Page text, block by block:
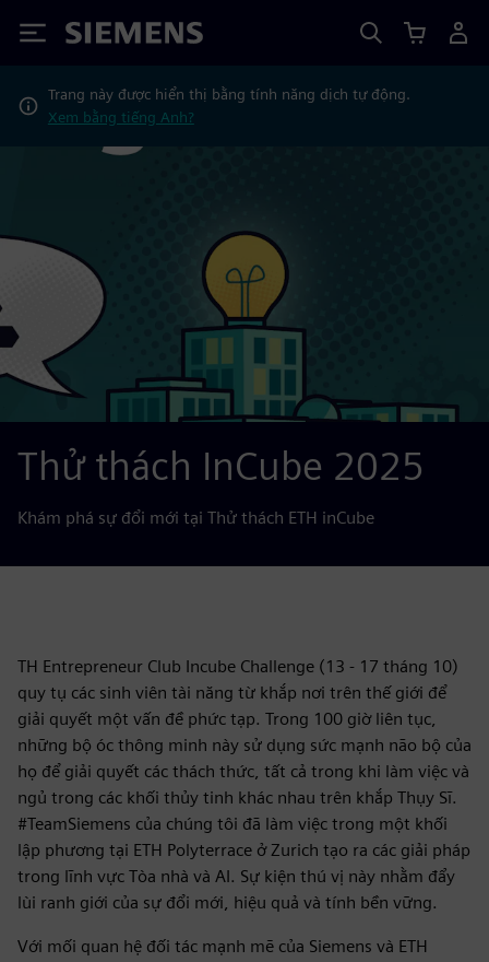
Siemens
Trang này được hiển thị bằng tính năng dịch tự động.
Xem bằng tiếng Anh?
Thử thách InCube 2025
Khám phá sự đổi mới tại Thử thách ETH inCube
TH Entrepreneur Club Incube Challenge (13 - 17 tháng 10)
quy tụ các sinh viên tài năng từ khắp nơi trên thế giới để
giải quyết một vấn đề phức tạp. Trong 100 giờ liên tục,
những bộ óc thông minh này sử dụng sức mạnh não bộ của
họ để giải quyết các thách thức, tất cả trong khi làm việc và
ngủ trong các khối thủy tinh khác nhau trên khắp Thụy Sĩ.
#TeamSiemens của chúng tôi đã làm việc trong một khối
lập phương tại ETH Polyterrace ở Zurich tạo ra các giải pháp
trong lĩnh vực Tòa nhà và AI. Sự kiện thú vị này nhằm đẩy
lùi ranh giới của sự đổi mới, hiệu quả và tính bền vững.
Với mối quan hệ đối tác mạnh mẽ của Siemens và ETH